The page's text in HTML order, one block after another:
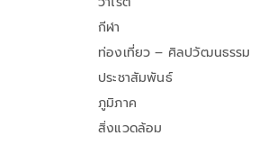
กีฬา
ท่องเที่ยว – ศิลปวัฒนธรรม
ประชาสัมพันธ์
ภูมิภาค
สิ่งแวดล้อม